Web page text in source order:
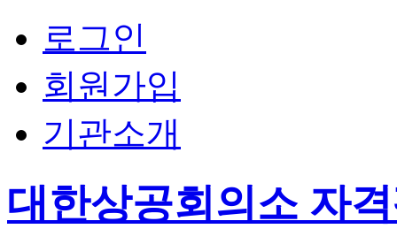
로그인
회원가입
기관소개
대한상공회의소 자